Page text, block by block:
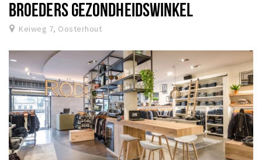
BROEDERS GEZONDHEIDSWINKEL
Keiweg 7, Oosterhout